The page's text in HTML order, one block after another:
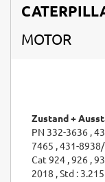
MOTOR
Zustand +
PN 332-3636 ,
7465 , 431-
Cat 924 , 926 ,
2018 , Std : 3.215